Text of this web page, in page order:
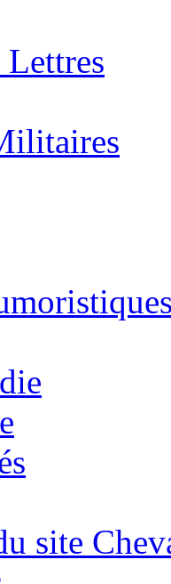
site